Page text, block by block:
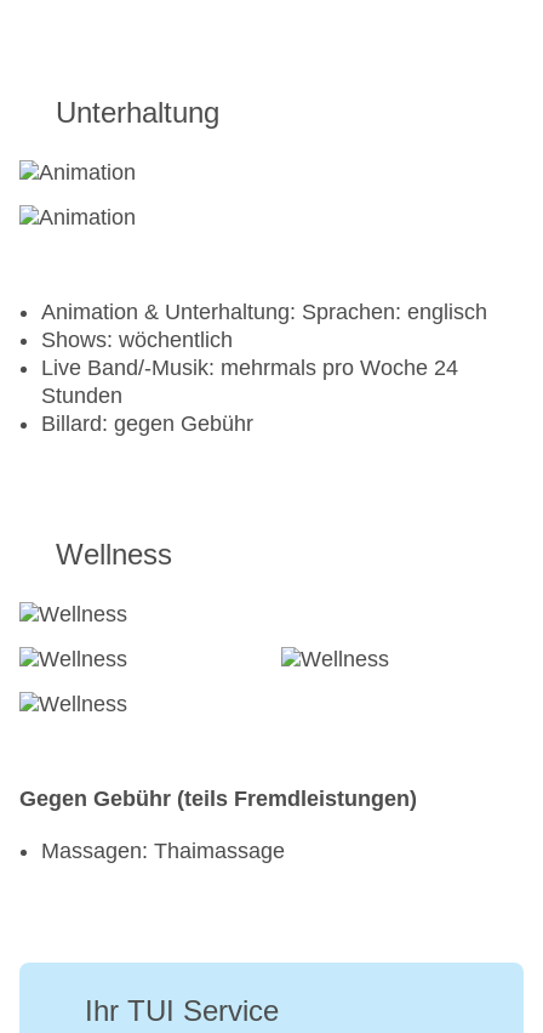
inklusive. Im Nachbarhotel Sunwing Resort ist nur
1 Getränk pro Person/Essen inkludiert
All Inclusive-Leistungspaket enthalten
Unterhaltung
Animation & Unterhaltung: Sprachen: englisch
Shows: wöchentlich
Live Band/-Musik: mehrmals pro Woche 24
Stunden
Billard: gegen Gebühr
Wellness
Gegen Gebühr (teils Fremdleistungen)
Massagen: Thaimassage
Ihr TUI Service